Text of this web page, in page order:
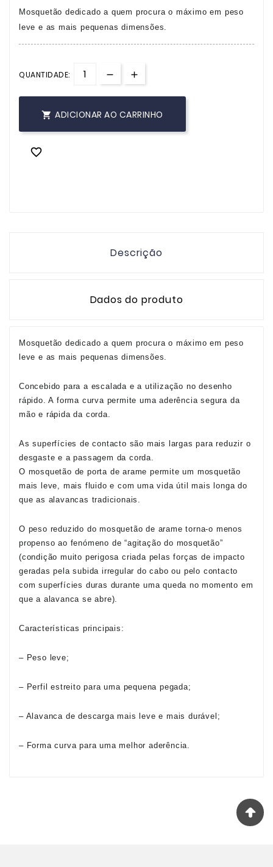
Mosquetão dedicado a quem procura o máximo em peso
leve e as mais pequenas dimensões.
QUANTIDADE:
 ADICIONAR AO CARRINHO

Descrição
Dados do produto
Mosquetão dedicado a quem procura o máximo em peso
leve e as mais pequenas dimensões.
Concebido para a escalada e a utilização no desenho
rápido. A forma curva permite uma aderência segura da
mão e rápida da corda.
As superfícies de contacto são mais largas para reduzir o
desgaste e a passagem da corda.
O mosquetão de porta de arame permite um mosquetão
mais leve, mais fluido e com uma vida útil mais longa do
que as alavancas tradicionais.
O peso reduzido do mosquetão de arame torna-o menos
propenso ao fenómeno de “agitação do mosquetão”
(condição muito perigosa criada pelas forças de impacto
geradas pela subida irregular do cabo ou pelo contacto
com superfícies duras durante uma queda no momento em
que a alavanca se abre).
Características principais:
– Peso leve;
– Perfil estreito para uma pequena pegada;
– Alavanca de descarga mais leve e mais durável;
– Forma curva para uma melhor aderência.